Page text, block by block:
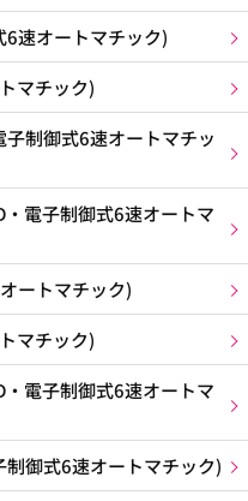
6速オートマチック)
マチック)
制御式6速オートマチッ
電子制御式6速オートマ
ートマチック)
マチック)
電子制御式6速オートマ
御式6速オートマチック)